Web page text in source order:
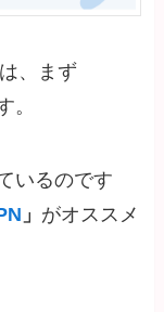
、まず
。
いるのです
」 がオススメ